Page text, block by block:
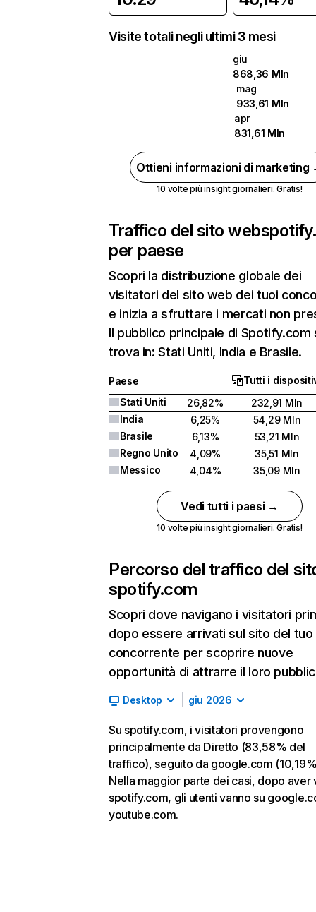
Visite totali negli ultimi 3 mesi
giu
868,36 Mln
mag
933,61 Mln
apr
831,61 Mln
Ottieni informazioni di marketing
10 volte più insight giornalieri. Gratis!
Traffico del sito web
per paese
Scopri la distribuzione globale dei
visitatori del sito web dei tuoi
e inizia a sfruttare i mercati non
Il pubblico principale di Spotify.com
trova in: Stati Uniti, India e Brasile.
Paese
Tutti i
Stati Uniti
26,82%
232,91 Mln
India
6,25%
54,29 Mln
Brasile
6,13%
53,21 Mln
Regno Unito
4,09%
35,51 Mln
Messico
4,04% 35,09 Mln
Vedi tutti i paesi →
10 volte più insight giornalieri. Gratis!
Percorso del traffico del
spotify.com
Scopri dove navigano i visitatori
dopo essere arrivati sul sito del tuo
concorrente per scoprire nuove
opportunità di attrarre il loro
Desktop giu 2026
Su spotify.com, i visitatori provengono
principalmente da Diretto (83,58% del
traffico), seguito da google.com
Nella maggior parte dei casi, dopo aver
spotify.com, gli utenti vanno su
youtube.com.